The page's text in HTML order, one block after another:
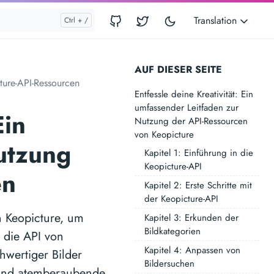
Translation
AUF DIESER SEITE
Entfessle deine Kreativität: Ein
umfassender Leitfaden zur
Nutzung der API-Ressourcen
von Keopicture
Kapitel 1: Einführung in die
Keopicture-API
Kapitel 2: Erste Schritte mit
der Keopicture-API
Kapitel 3: Erkunden der
Bildkategorien
Kapitel 4: Anpassen von
Bildersuchen
API-Ressourcen
Keopicture, um
API von
Bilder